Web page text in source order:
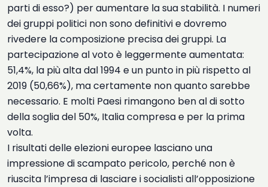
parti di esso?) per aumentare la sua stabilità. I numeri
dei gruppi politici non sono definitivi e dovremo
rivedere la composizione precisa dei gruppi. La
partecipazione al voto è leggermente aumentata:
51,4%, la più alta dal 1994 e un punto in più rispetto al
2019 (50,66%), ma certamente non quanto sarebbe
necessario. E molti Paesi rimangono ben al di sotto
della soglia del 50%, Italia compresa e per la prima
volta.
I risultati delle elezioni europee lasciano una
impressione di scampato pericolo, perché non è
riuscita l’impresa di lasciare i socialisti all’opposizione